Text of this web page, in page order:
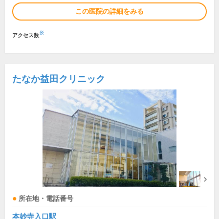
この医院の詳細をみる
アクセス数※
たなか益田クリニック
所在地・電話番号
本妙寺入口駅